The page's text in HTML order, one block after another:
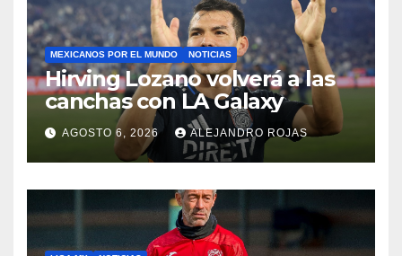
MEXICANOS POR EL MUNDO NOTICIAS
Hirving Lozano volverá a las
canchas con LA Galaxy
AGOSTO 6, 2026 ALEJANDRO ROJAS